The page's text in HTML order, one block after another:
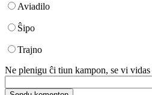
Aviadilo
Ŝipo
Trajno
Ne plenigu ĉi tiun kampon, se vi